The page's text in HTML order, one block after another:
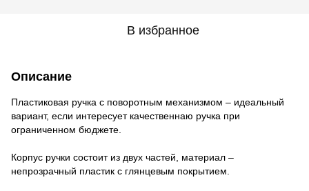
В избранное
Описание
Пластиковая ручка с поворотным механизмом – идеальный
вариант, если интересует качественнаю ручка при
ограниченном бюджете.
Корпус ручки состоит из двух частей, материал –
непрозрачный пластик с глянцевым покрытием.